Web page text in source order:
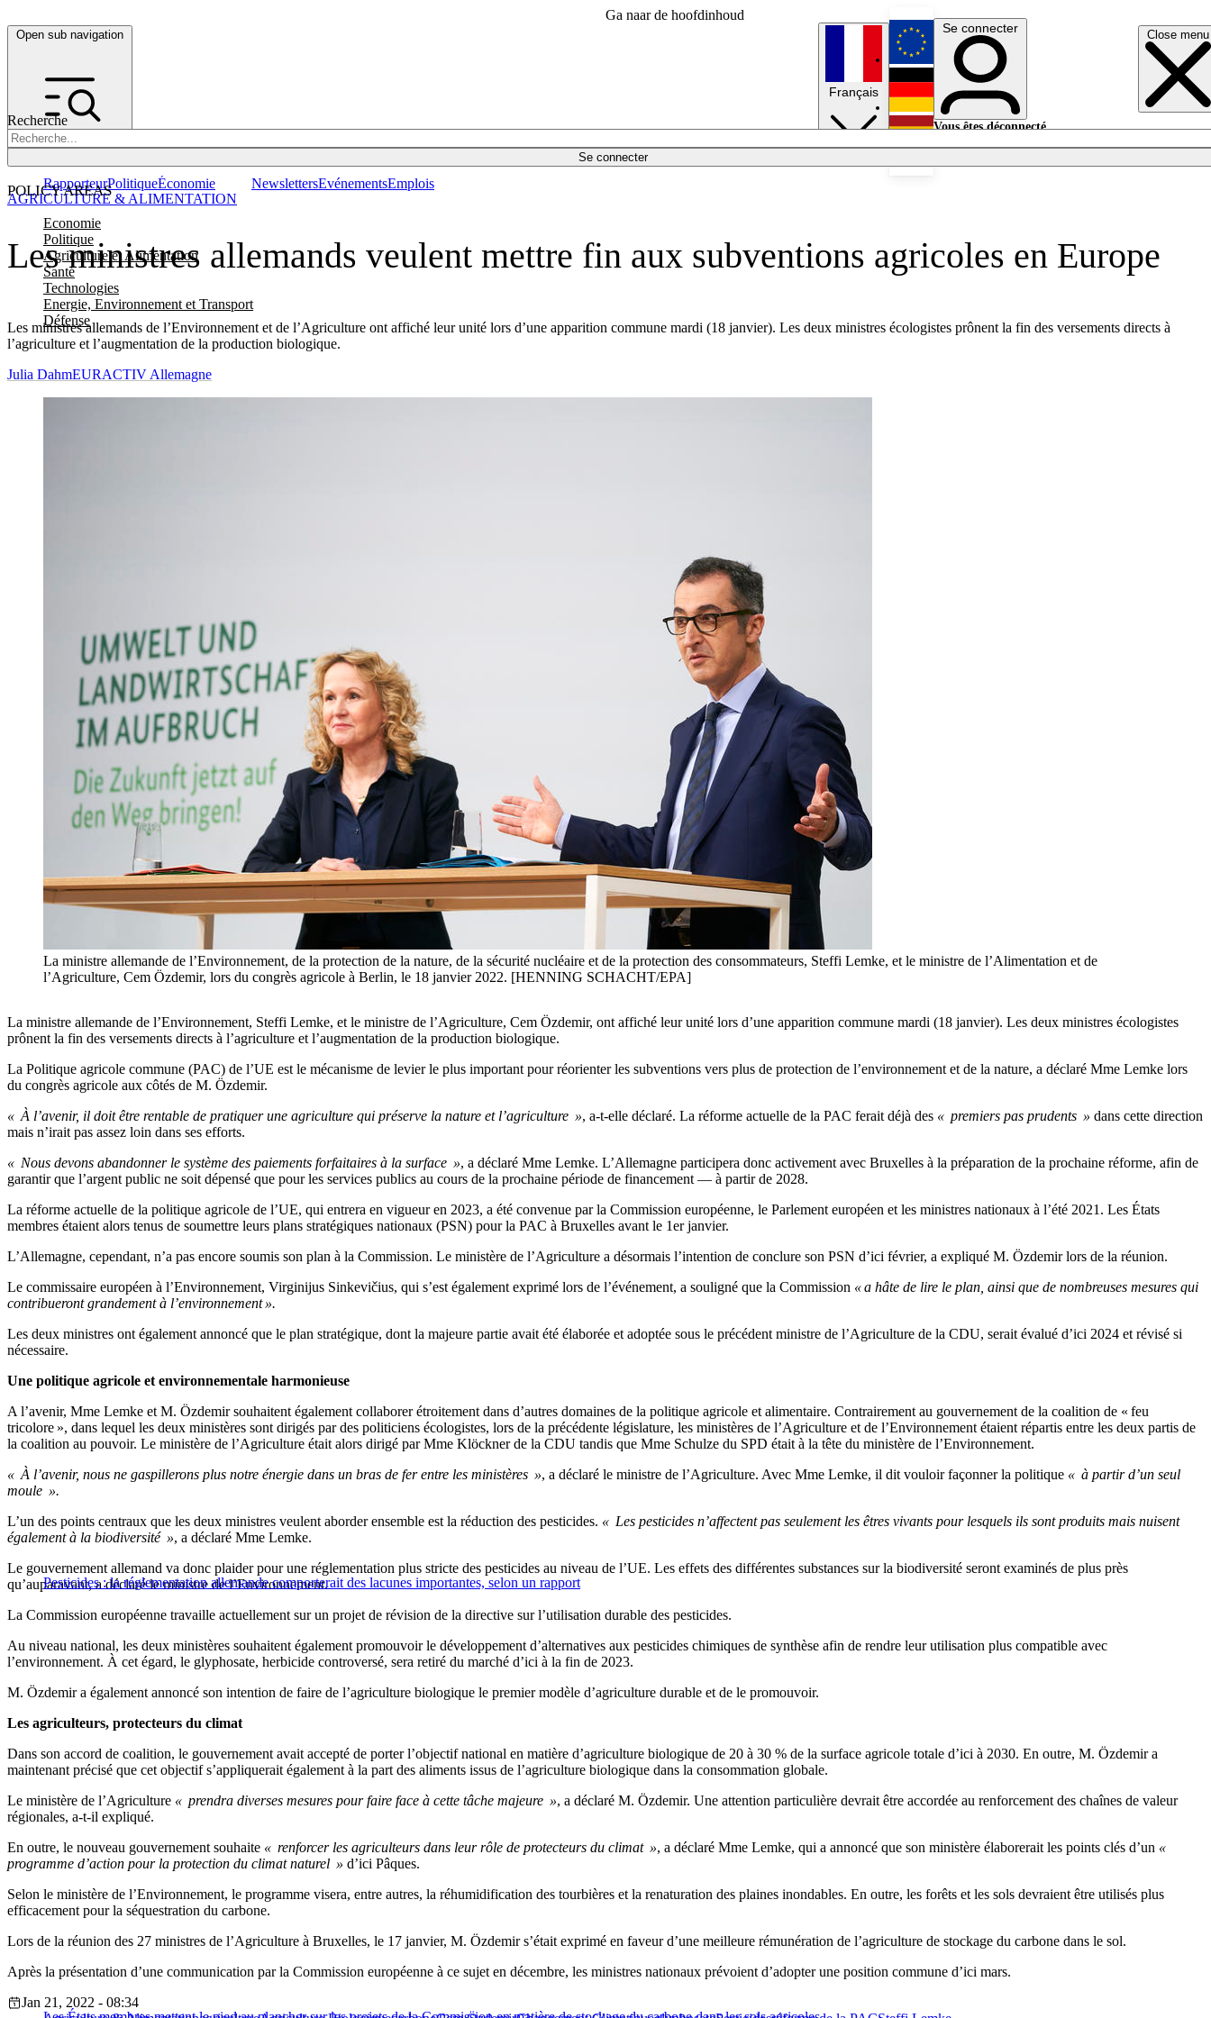
Ga naar de hoofdinhoud
Open sub navigation Close menu
Recherche
Se connecter
POLICY AREAS
Economie
Politique
Agriculture et Alimentation
Santé
Technologies
Energie, Environnement et Transport
Défense
RapporteurPolitiqueÉconomie NewslettersEvénementsEmplois
Français
English
Deutsch
Se connecter
Vous êtes déconnecté.
Les ministres allemands veulent mettre fin aux subventions agricoles en Europe
Les ministres allemands de l’Environnement et de l’Agriculture ont affiché leur unité lors d’une apparition commune mardi (18 janvier). Les deux ministres écologistes prônent la fin des versements directs à
l’agriculture et l’augmentation de la production biologique.
AGRICULTURE & ALIMENTATION
Julia DahmEURACTIV Allemagne
La ministre allemande de l’Environnement, de la protection de la nature, de la sécurité nucléaire et de la protection des consommateurs, Steffi Lemke, et le ministre de l’Alimentation et de
l’Agriculture, Cem Özdemir, lors du congrès agricole à Berlin, le 18 janvier 2022. [HENNING SCHACHT/EPA]
La ministre allemande de l’Environnement, Steffi Lemke, et le ministre de l’Agriculture, Cem Özdemir, ont affiché leur unité lors d’une apparition commune mardi (18 janvier). Les deux ministres écologistes
prônent la fin des versements directs à l’agriculture et l’augmentation de la production biologique.
La Politique agricole commune (PAC) de l’UE est le mécanisme de levier le plus important pour réorienter les subventions vers plus de protection de l’environnement et de la nature, a déclaré Mme Lemke lors
du congrès agricole aux côtés de M. Özdemir.
« À l’avenir, il doit être rentable de pratiquer une agriculture qui préserve la nature et l’agriculture », a-t-elle déclaré. La réforme actuelle de la PAC ferait déjà des « premiers pas prudents » dans cette direction
mais n’irait pas assez loin dans ses efforts.
« Nous devons abandonner le système des paiements forfaitaires à la surface », a déclaré Mme Lemke. L’Allemagne participera donc activement avec Bruxelles à la préparation de la prochaine réforme, afin de
garantir que l’argent public ne soit dépensé que pour les services publics au cours de la prochaine période de financement — à partir de 2028.
La réforme actuelle de la politique agricole de l’UE, qui entrera en vigueur en 2023, a été convenue par la Commission européenne, le Parlement européen et les ministres nationaux à l’été 2021. Les États
membres étaient alors tenus de soumettre leurs plans stratégiques nationaux (PSN) pour la PAC à Bruxelles avant le 1er janvier.
L’Allemagne, cependant, n’a pas encore soumis son plan à la Commission. Le ministère de l’Agriculture a désormais l’intention de conclure son PSN d’ici février, a expliqué M. Özdemir lors de la réunion.
Le commissaire européen à l’Environnement, Virginijus Sinkevičius, qui s’est également exprimé lors de l’événement, a souligné que la Commission « a hâte de lire le plan, ainsi que de nombreuses mesures qui
contribueront grandement à l’environnement ».
Les deux ministres ont également annoncé que le plan stratégique, dont la majeure partie avait été élaborée et adoptée sous le précédent ministre de l’Agriculture de la CDU, serait évalué d’ici 2024 et révisé si
nécessaire.
Une politique agricole et environnementale harmonieuse
A l’avenir, Mme Lemke et M. Özdemir souhaitent également collaborer étroitement dans d’autres domaines de la politique agricole et alimentaire. Contrairement au gouvernement de la coalition de « feu
tricolore », dans lequel les deux ministères sont dirigés par des politiciens écologistes, lors de la précédente législature, les ministères de l’Agriculture et de l’Environnement étaient répartis entre les deux partis de
la coalition au pouvoir. Le ministère de l’Agriculture était alors dirigé par Mme Klöckner de la CDU tandis que Mme Schulze du SPD était à la tête du ministère de l’Environnement.
« À l’avenir, nous ne gaspillerons plus notre énergie dans un bras de fer entre les ministères », a déclaré le ministre de l’Agriculture. Avec Mme Lemke, il dit vouloir façonner la politique « à partir d’un seul
moule ».
L’un des points centraux que les deux ministres veulent aborder ensemble est la réduction des pesticides. « Les pesticides n’affectent pas seulement les êtres vivants pour lesquels ils sont produits mais nuisent
également à la biodiversité », a déclaré Mme Lemke.
Pesticides : la réglementation allemande comporterait des lacunes importantes, selon un rapport
Le gouvernement allemand va donc plaider pour une réglementation plus stricte des pesticides au niveau de l’UE. Les effets des différentes substances sur la biodiversité seront examinés de plus près
qu’auparavant, a déclaré le ministre de l’Environnement.
La Commission européenne travaille actuellement sur un projet de révision de la directive sur l’utilisation durable des pesticides.
Au niveau national, les deux ministères souhaitent également promouvoir le développement d’alternatives aux pesticides chimiques de synthèse afin de rendre leur utilisation plus compatible avec
l’environnement. À cet égard, le glyphosate, herbicide controversé, sera retiré du marché d’ici à la fin de 2023.
M. Özdemir a également annoncé son intention de faire de l’agriculture biologique le premier modèle d’agriculture durable et de le promouvoir.
Les agriculteurs, protecteurs du climat
Dans son accord de coalition, le gouvernement avait accepté de porter l’objectif national en matière d’agriculture biologique de 20 à 30 % de la surface agricole totale d’ici à 2030. En outre, M. Özdemir a
maintenant précisé que cet objectif s’appliquerait également à la part des aliments issus de l’agriculture biologique dans la consommation globale.
Le ministère de l’Agriculture « prendra diverses mesures pour faire face à cette tâche majeure », a déclaré M. Özdemir. Une attention particulière devrait être accordée au renforcement des chaînes de valeur
régionales, a-t-il expliqué.
En outre, le nouveau gouvernement souhaite « renforcer les agriculteurs dans leur rôle de protecteurs du climat », a déclaré Mme Lemke, qui a annoncé que son ministère élaborerait les points clés d’un «
programme d’action pour la protection du climat naturel » d’ici Pâques.
Selon le ministère de l’Environnement, le programme visera, entre autres, la réhumidification des tourbières et la renaturation des plaines inondables. En outre, les forêts et les sols devraient être utilisés plus
efficacement pour la séquestration du carbone.
Lors de la réunion des 27 ministres de l’Agriculture à Bruxelles, le 17 janvier, M. Özdemir s’était exprimé en faveur d’une meilleure rémunération de l’agriculture de stockage du carbone dans le sol.
Après la présentation d’une communication par la Commission européenne à ce sujet en décembre, les ministres nationaux prévoient d’adopter une position commune d’ici mars.
Jan 21, 2022 - 08:34